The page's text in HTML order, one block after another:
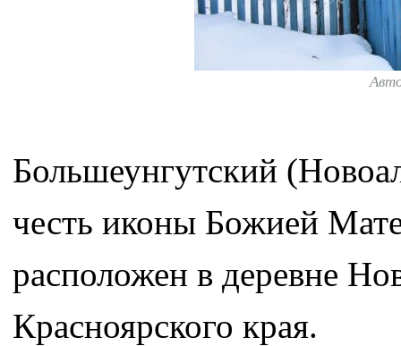
Большеунгутский
честь иконы Божией
расположен в деревне
Красноярского края.